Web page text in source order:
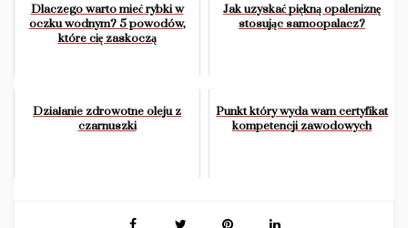
Dlaczego warto mieć rybki w
oczku wodnym? 5 powodów,
które cię zaskoczą
Jak uzyskać piękną opaleniznę
stosując samoopalacz?
Działanie zdrowotne oleju z
czarnuszki
Punkt który wyda wam certyfikat
kompetencji zawodowych